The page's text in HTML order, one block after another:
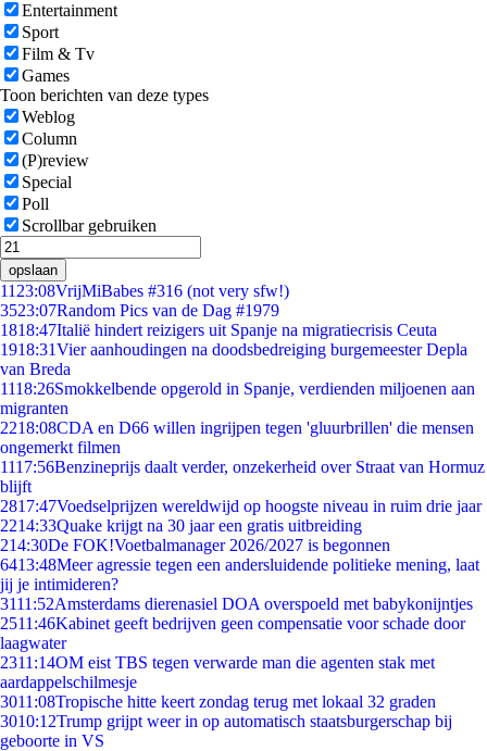
Entertainment
Sport
Film & Tv
Games
Toon berichten van deze types
Weblog
Column
(P)review
Special
Poll
Scrollbar gebruiken
opslaan
11 23:08VrijMiBabes #316 (not very sfw!)
3523:07Random Pics van de Dag #1979
1818:47Italië hindert reizigers uit Spanje na migratiecrisis Ceuta
1918:31Vier aanhoudingen na doodsbedreiging burgemeester Depla
van Breda
1118:26Smokkelbende opgerold in Spanje, verdienden miljoenen aan
migranten
2218:08CDA en D66 willen ingrijpen tegen 'gluurbrillen' die mensen
ongemerkt filmen
1117:56Benzineprijs daalt verder, onzekerheid over Straat van Hormuz
blijft
2817:47Voedselprijzen wereldwijd op hoogste niveau in ruim drie jaar
2214:33Quake krijgt na 30 jaar een gratis uitbreiding
214:30De FOK!Voetbalmanager 2026/2027 is begonnen
6413:48Meer agressie tegen een andersluidende politieke mening, laat
jij je intimideren?
3111:52Amsterdams dierenasiel DOA overspoeld met babykonijntjes
2511:46Kabinet geeft bedrijven geen compensatie voor schade door
laagwater
2311:14OM eist TBS tegen verwarde man die agenten stak met
aardappelschilmesje
3011:08Tropische hitte keert zondag terug met lokaal 32 graden
3010:12Trump grijpt weer in op automatisch staatsburgerschap bij
geboorte in VS